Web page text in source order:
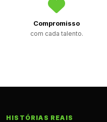
Compromisso
com cada talento.
HISTÓRIAS REAIS